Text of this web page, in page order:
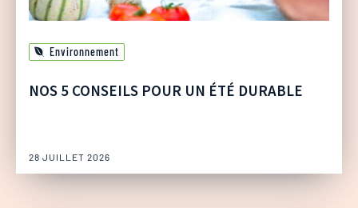
Environnement
NOS 5 CONSEILS POUR UN ÉTÉ DURABLE
28 JUILLET 2026